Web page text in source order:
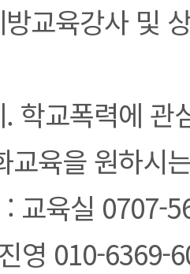
교육강사 및
학교폭력에 관
교육을 원하시
교육실 0707-
영 010-6369-